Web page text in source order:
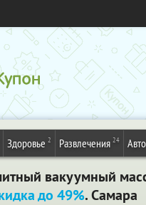
Здоровье 2 Развлечения 24 Авто
вакуумный
до 49%. Самара